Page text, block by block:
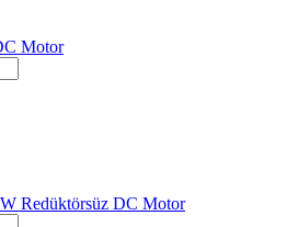
Motor
Redüktörsüz DC Motor